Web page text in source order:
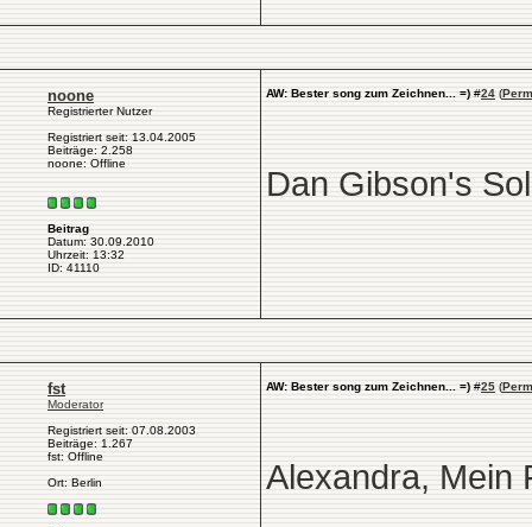
noone
Registrierter Nutzer
Registriert seit: 13.04.2005
Beiträge: 2.258
noone: Offline
Beitrag
Datum: 30.09.2010
Uhrzeit: 13:32
ID: 41110
AW: Bester song zum Zeichnen... =) #24 (
Dan Gibson's
fst
Moderator
Registriert seit: 07.08.2003
Beiträge: 1.267
fst: Offline
Ort: Berlin
AW: Bester song zum Zeichnen... =) #25 (
Alexandra, Mein